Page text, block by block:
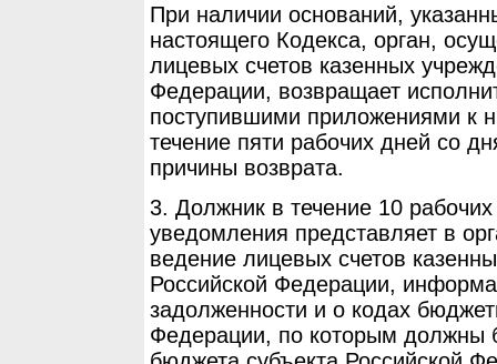
При наличии оснований,
настоящего Кодекса, орган,
лицевых счетов казенных
Федерации, возвращает
поступившими приложениями к
течение пяти рабочих дней со
причины возврата.
3. Должник в течение 10
уведомления представляет в
ведение лицевых счетов
Российской Федерации,
задолженности и о кодах
Федерации, по которым должны